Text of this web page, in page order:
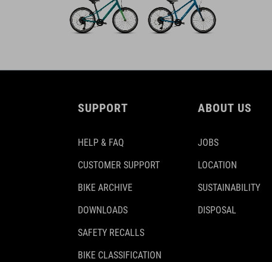
SUPPORT
HELP & FAQ
CUSTOMER SUPPORT
BIKE ARCHIVE
DOWNLOADS
SAFETY RECALLS
BIKE CLASSIFICATION
ABOUT US
JOBS
LOCATION
SUSTAINABILITY
DISPOSAL